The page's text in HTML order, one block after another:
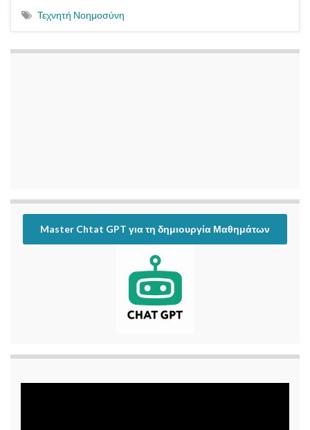
Τεχνητή Νοημοσύνη
Master Chtat GPT για τη δημιουργία Μαθημάτων